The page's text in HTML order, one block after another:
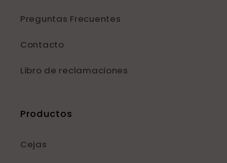
Preguntas Frecuentes
Contacto
Libro de reclamaciones
Productos
Cejas